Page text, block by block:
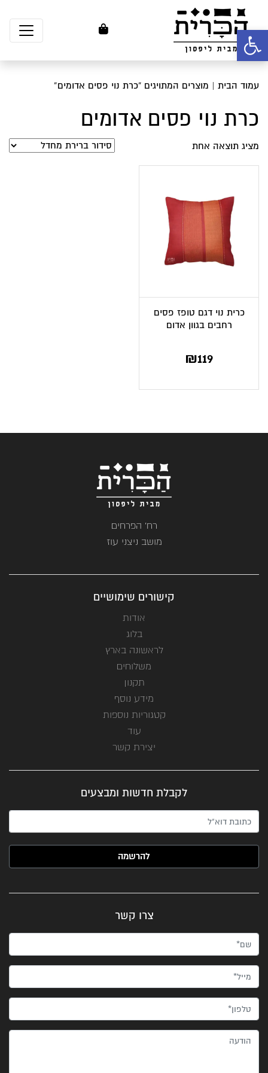
פתח סרגל נגישות
עמוד הבית | מוצרים המתויגים “כרת נוי פסים אדומים”
כרת נוי פסים אדומים
מציג תוצאה אחת
כרית נוי דגם טופז פסים
רחבים בגוון אדום
₪119
רח' הפרחים
מושב ניצני עוז
קישורים שימושיים
אודות
בלוג
לראשונה בארץ
משלוחים
תקנון
מידע נוסף
קטגוריות נוספות
עוד
יצירת קשר
לקבלת חדשות ומבצעים
האימייל שלך (חובה)
צרו קשר